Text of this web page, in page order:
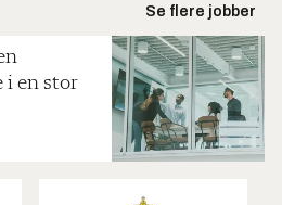
Se flere jobber
i en stor